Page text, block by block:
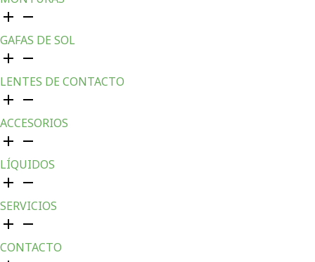
GAFAS DE SOL
LENTES DE CONTACTO
ACCESORIOS
LÍQUIDOS
SERVICIOS
CONTACTO